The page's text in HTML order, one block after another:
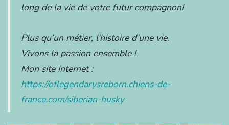
long de la vie de votre futur compagnon!
Plus qu’un métier, l’histoire d’une vie.
Vivons la passion ensemble !
Mon site internet :
https://oflegendarysreborn.chiens-de-
france.com/siberian-husky